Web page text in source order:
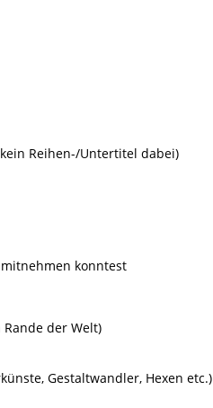
Reihen-/Untertitel dabei)
konntest
der Welt)
Gestaltwandler, Hexen etc.)